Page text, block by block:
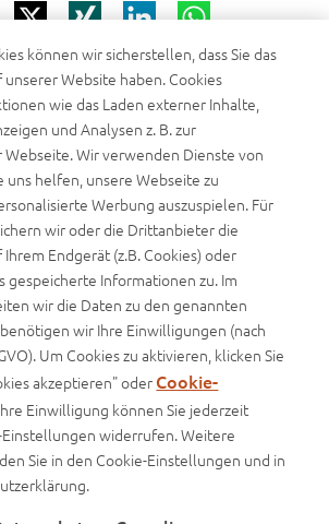
auf facebook
Teilen auf xTeilen auf xingTeilen auf linkedin
Teilen auf
Kontakt
Kontaktformular
Stellenanzeigen
WWK als Arbeitgeber
Unternehmen
Unternehmensprofil
Impressum
können wir sicherstellen, dass Sie das
Website haben. Cookies
wie das Laden externer Inhalte,
und Analysen z. B. zur
Wir verwenden Dienste von
helfen, unsere Webseite zu
Werbung auszuspielen. Für
wir oder die Drittanbieter die
Endgerät (z.B. Cookies) oder
gespeicherte Informationen zu. Im
wir die Daten zu den genannten
wir Ihre Einwilligungen (nach
Um Cookies zu aktivieren, klicken Sie
akzeptieren" oder Cookie-
Einwilligung können Sie jederzeit
widerrufen. Weitere
Sie in den Cookie-Einstellungen und in